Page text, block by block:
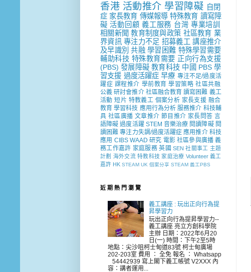
香港 活動推介 學習障礙 自閉
症 家長教育 傳媒報導 特殊教育 讀寫障
礙 活動回顧 義工服務 台灣 專業培訓
相關新聞 教育制度與政策 社區教育 業
界資訊 專注力不足 招募義工 講座推介
及早識別 共融 學習困難 特殊學習需要
輔助科技 特殊教育需要 正向行為支援
(PBS) 發展障礙 教育科技 中國 PBS 學
習支援 過度活躍症 早療 專注不足/過度活
躍症 課程推介 學前教育 學習策略 社區共融
公義 研討會推介 社區融合教育 讀寫困難 義工
活動 短片 特教義工 個案分析 家長支援 融合
教育 學習科技 應用行為分析 服務推介 科技輔
具 社區廣播 文章推介 節目推介 家長問答 言
語障礙 過度活躍 STEM 音樂治療 閱讀障礙 閱
讀困難 專注力失調/過度活躍症 應用推介 科技
應用 CIBS WAAD 研究 電影 社區參與廣播 義
務工作嘉許 家庭服務 英國 SEN 社關事工 主題
計劃 海外交流 特教科技 家庭治療 Volunteer 義工
嘉許 HK STEAM UK 個案分享 STEAM 義工PBS
近 期 熱 門 瀏 覽
義工講座 : 玩出正向行為提
昇學習力
玩出正向行為提昇學習力--
義工講座 亮立方創科學院
主辦 日期：2022年6月20
日(一) 時間：下午2至5時
地點：尖沙咀柯士甸道83號 柯士甸廣場
202-203室 費用 ： 全免 報名 ： Whatsapp
54442939 寫上閣下義工帳號 V2XXX 內
容：講者運用...